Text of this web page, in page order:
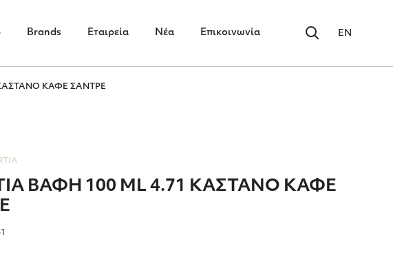
Brands Εταιρεία Νέα Επικοινωνία EN
ΚΑΣΤΑΝΟ ΚΑΦΕ ΣΑΝΤΡΕ
ΒΑΦΗ 100 ML 4.71 ΚΑΣΤΑΝΟ ΚΑΦΕ